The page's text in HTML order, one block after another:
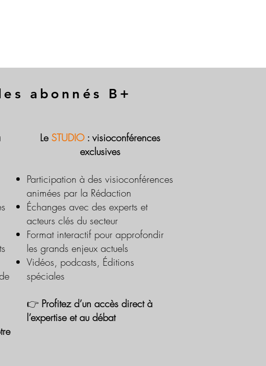
abonnés B+
Le STUDIO : visioconférences
exclusives
Participation à des visioconférences
animées par la Rédaction
Échanges avec des experts et
acteurs clés du secteur
Format interactif pour approfondir
les grands enjeux actuels
Vidéos, podcasts, Éditions
spéciales
👉 Profitez d’un accès direct à
l’expertise et au débat